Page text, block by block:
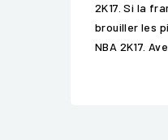
2K17. Si la
brouiller les
NBA 2K17.